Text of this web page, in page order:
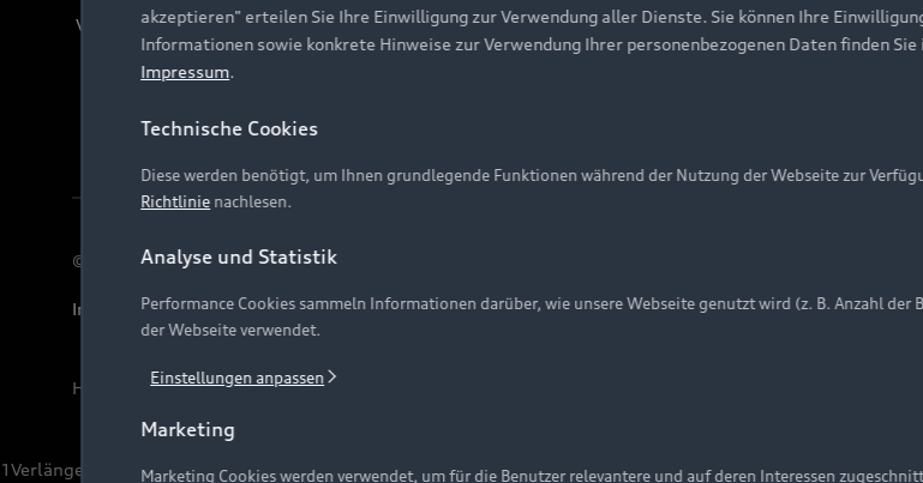
Vertrag widerrufen
© 2026 AUDI AG. Alle Rechte vorbehalten
Impressum Rechtliches Hinweisgebersystem Datenschutzinformation Cookie-Einstellungen
Hinweis: Die aktuelle Darstellung und Anordnung der Embleme am Fahrzeug bei allen Abbildungen
1Verlängerung vorbehalten.
akzeptieren" erteilen Sie Ihre Einwilligung zur Verwendung aller Dienste. Sie können Ihre
Informationen sowie konkrete Hinweise zur Verwendung Ihrer personenbezogenen Daten finden Sie
Impressum.
Technische Cookies
Diese werden benötigt, um Ihnen grundlegende Funktionen während der Nutzung der Webseite zur
Richtlinie nachlesen.
Analyse und Statistik
Performance Cookies sammeln Informationen darüber, wie unsere Webseite genutzt wird (z. B. Anzahl der
der Webseite verwendet.
Einstellungen anpassen
Marketing
Marketing Cookies werden verwendet, um für die Benutzer relevantere und auf deren Interessen